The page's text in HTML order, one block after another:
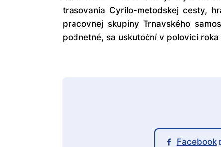
trasovania Cyrilo-metodskej cesty,
pracovnej skupiny Trnavského
podnetné, sa uskutoční v polovici roka
Facebook